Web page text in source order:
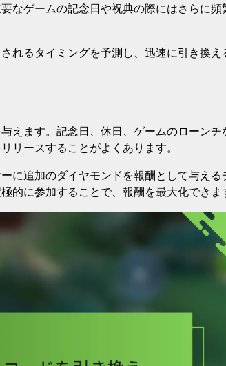
なゲームの記念日や祝典の際にはさらに頻
れるタイミングを予測し、迅速に引き換え
えます。記念日、休日、ゲームのローンチ
リースすることがよくあります。
に追加のダイヤモンドを報酬として与える
的に参加することで、報酬を最大化できま